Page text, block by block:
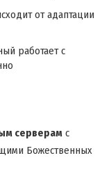
от адаптации
работает с
серверам с
Божественных